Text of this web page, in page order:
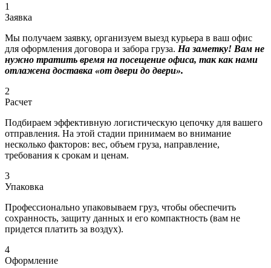
1
Заявка
Мы получаем заявку, организуем выезд курьера в ваш офис
для оформления договора и забора груза. На заметку! Вам не
нужно тратить время на посещение офиса, так как нами
отлажена доставка «от двери до двери».
2
Расчет
Подбираем эффективную логистическую цепочку для вашего
отправления. На этой стадии принимаем во внимание
несколько факторов: вес, объем груза, направление,
требования к срокам и ценам.
3
Упаковка
Профессионально упаковываем груз, чтобы обеспечить
сохранность, защиту данных и его компактность (вам не
придется платить за воздух).
4
Оформление